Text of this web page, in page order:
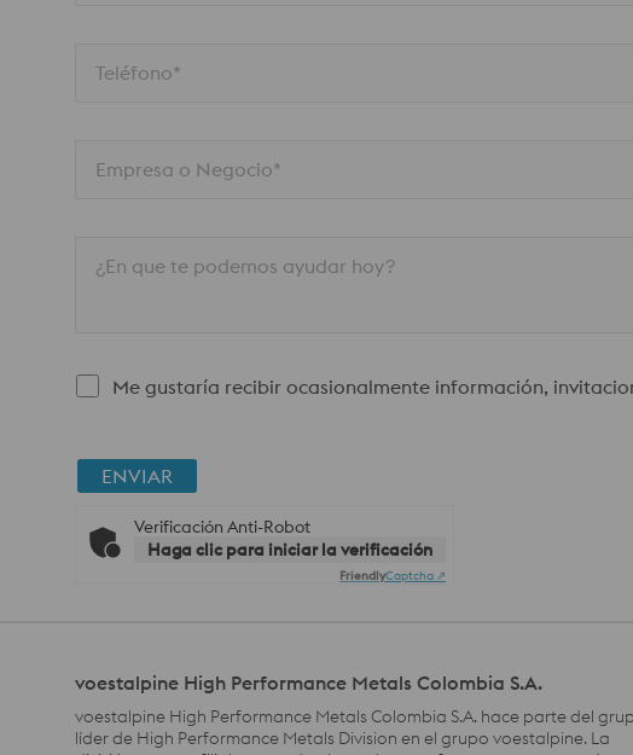
Teléfono*
Empresa o Negocio*
¿En que te podemos ayudar hoy?
Me gustaría recibir ocasionalmente información,
ENVIAR
Verificación Anti-Robot
Haga clic para iniciar la verificación
FriendlyCaptcha ⇗
voestalpine High Performance Metals Colombia S.A.
voestalpine High Performance Metals Colombia S.A. hace parte del
líder de High Performance Metals Division en el grupo voestalpine. La